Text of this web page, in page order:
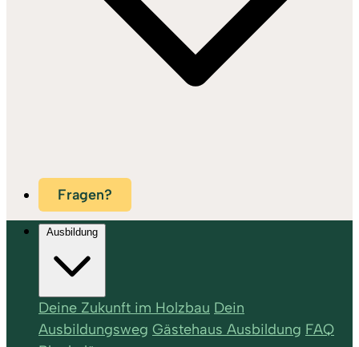
Fragen?
Ausbildung
Deine Zukunft im Holzbau Dein
Ausbildungsweg Gästehaus Ausbildung FAQ